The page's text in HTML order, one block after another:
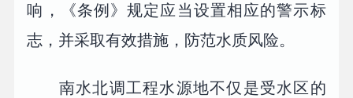
响，《条例》规定应当设置相应的警示标
志，并采取有效措施，防范水质风险。
南水北调工程水源地不仅是受水区的